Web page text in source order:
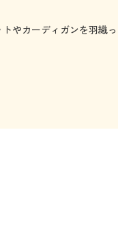
やカーディガンを羽織